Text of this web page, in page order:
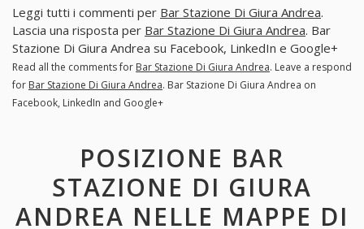
Leggi tutti i commenti per Bar Stazione Di Giura Andrea.
Lascia una risposta per Bar Stazione Di Giura Andrea. Bar
Stazione Di Giura Andrea su Facebook, LinkedIn e Google+
Read all the comments for Bar Stazione Di Giura Andrea. Leave a respond
for Bar Stazione Di Giura Andrea. Bar Stazione Di Giura Andrea on
Facebook, LinkedIn and Google+
POSIZIONE BAR
STAZIONE DI GIURA
ANDREA NELLE MAPPE DI